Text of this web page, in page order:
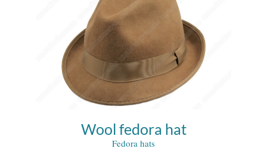
Wool fedora hat
Fedora hats